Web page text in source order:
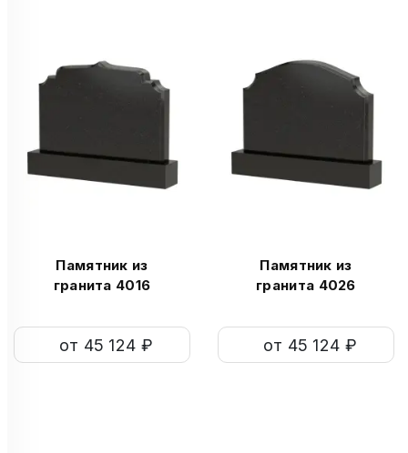
Памятник из
гранита 4016
от 45 124 ₽
Памятник из
гранита 4026
от 45 124 ₽